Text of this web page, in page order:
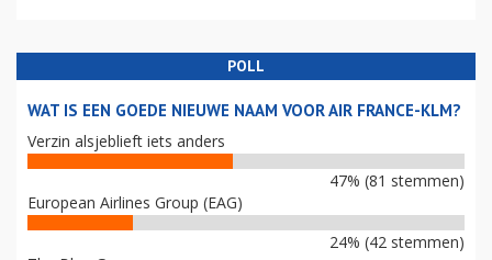
POLL
WAT IS EEN GOEDE NIEUWE NAAM VOOR AIR FRANCE-KLM?
Verzin alsjeblieft iets anders
47% (81 stemmen)
European Airlines Group (EAG)
24% (42 stemmen)